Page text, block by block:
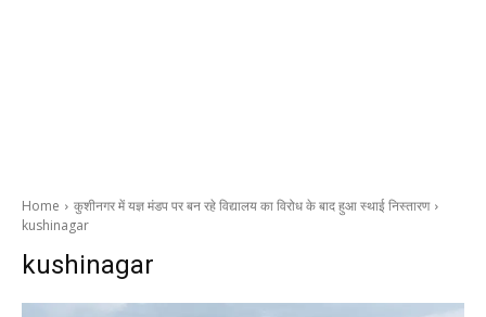
Home
कुशीनगर में यज्ञ मंडप पर बन रहे विद्यालय का विरोध के बाद हुआ स्थाई निस्तारण
kushinagar
kushinagar